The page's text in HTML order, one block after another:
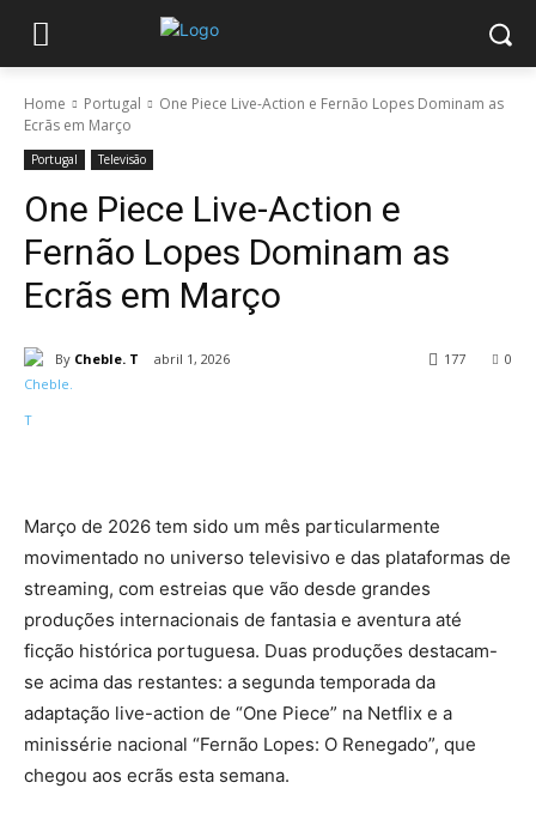
Home Portugal
One Piece Live-Action e Fernão Lopes Dominam as
Ecrãs em Março
Portugal Televisão
One Piece Live-Action e
Fernão Lopes Dominam as
Ecrãs em Março
By Cheble. T abril 1, 2026 0
177
Março de 2026 tem sido um mês particularmente
movimentado no universo televisivo e das plataformas de
streaming, com estreias que vão desde grandes
produções internacionais de fantasia e aventura até
ficção histórica portuguesa. Duas produções destacam-
se acima das restantes: a segunda temporada da
adaptação live-action de “One Piece” na Netflix e a
minissérie nacional “Fernão Lopes: O Renegado”, que
chegou aos ecrãs esta semana.